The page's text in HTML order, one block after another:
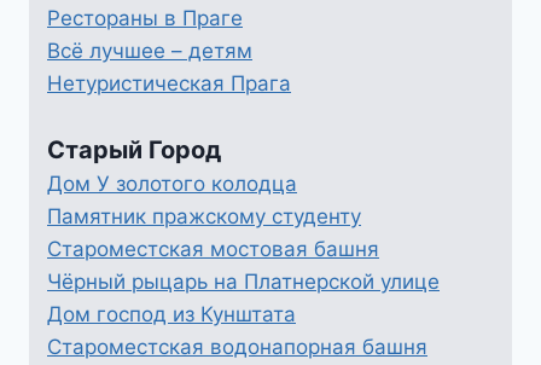
Рестораны в Праге
Всё лучшее – детям
Нетуристическая Прага
Старый Город
Дом У золотого колодца
Памятник пражскому студенту
Староместская мостовая башня
Чёрный рыцарь на Платнерской улице
Дом господ из Кунштата
Староместская водонапорная башня